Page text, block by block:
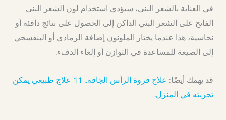
في العناية بالشعر البني، سيؤدي استخدام لون الشعر البني
الفاتح على الشعر البني الداكن إلى الحصول على نتائج دافئة أو
نحاسية، هذا عندما يختار الملونون إضافة الرمادي أو البنفسجي
إلى الصيغة للمساعدة في التوازن أو إلغاء الدفء.
قد يهمك أيضًا:
علاج فروة الرأس الجافة.. 11 علاج طبيعي يمكن
تجربته في المنزل.